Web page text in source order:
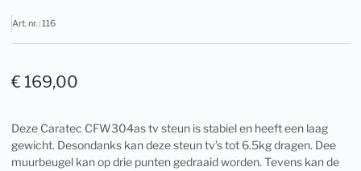
Art. nr. : 116
€ 169,00
Deze Caratec CFW304as tv steun is stabiel en heeft een laag
gewicht. Desondanks kan deze steun tv’s tot 6.5kg dragen. Dee
muurbeugel kan op drie punten gedraaid worden. Tevens kan de